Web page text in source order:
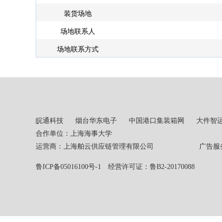
装货场地
场地联系人
场地联系方式
皖通科技 烟台华东电子 中国港口集装箱网
大件智
合作单位：上海海事大学
运营商：上海舶云供应链管理有限公司 广告服务热
鲁ICP备05016100号-1 经营许可证：鲁B2-20170088